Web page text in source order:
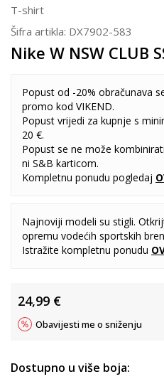
T-shirt
Šifra artikla: DX7902-583
Nike W NSW CLUB
Popust od -20% obračunava
promo kod VIKEND.
Popust vrijedi za kupnje s
20 €.
Popust se ne može
ni S&B karticom.
Kompletnu ponudu pogledaj
Najnoviji modeli su stigli.
opremu vodećih sportskih
Istražite kompletnu ponudu
24,99 €
Obavijesti me o sniženju
Dostupno u više boja: